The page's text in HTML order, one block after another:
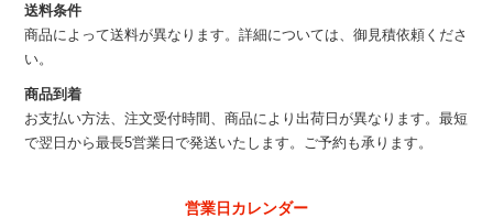
送料条件
商品によって送料が異なります。詳細については、御見積依頼くださ
い。
商品到着
お支払い方法、注文受付時間、商品により出荷日が異なります。最短
で翌日から最長5営業日で発送いたします。ご予約も承ります。
営業日カレンダー